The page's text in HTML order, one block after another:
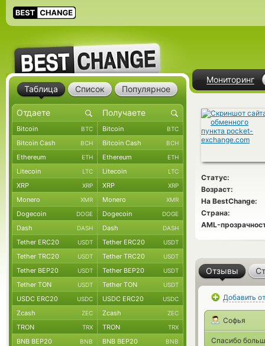
Мониторинг
Статус:
Возраст:
На BestChange:
Страна:
AML-
Отзывы
Добавить
Софья
Спасибо
Таблица Список Популярное
Bitcoin BTC Bitcoin BTC
Bitcoin Cash BCH Bitcoin Cash BCH
Ethereum ETH Ethereum ETH
Litecoin LTC Litecoin LTC
XRP XRP XRP XRP
Monero XMR Monero XMR
Dogecoin DOGE Dogecoin DOGE
Dash DASH Dash DASH
Tether ERC20 USDT Tether ERC20 USDT
Tether TRC20 USDT Tether TRC20 USDT
Tether BEP20 USDT Tether BEP20 USDT
Tether TON USDT Tether TON USDT
USDC ERC20 USDC USDC ERC20 USDC
Zcash ZEC Zcash ZEC
TRON TRX TRON TRX
BNB BEP20 BNB BNB BEP20 BNB